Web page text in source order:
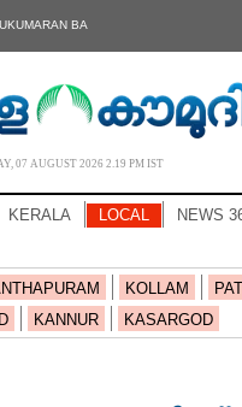
BA
07 AUGUST 2026 2.19 PM IST
KERALA LOCAL NEWS
KOLLAM
KANNUR KASARGOD